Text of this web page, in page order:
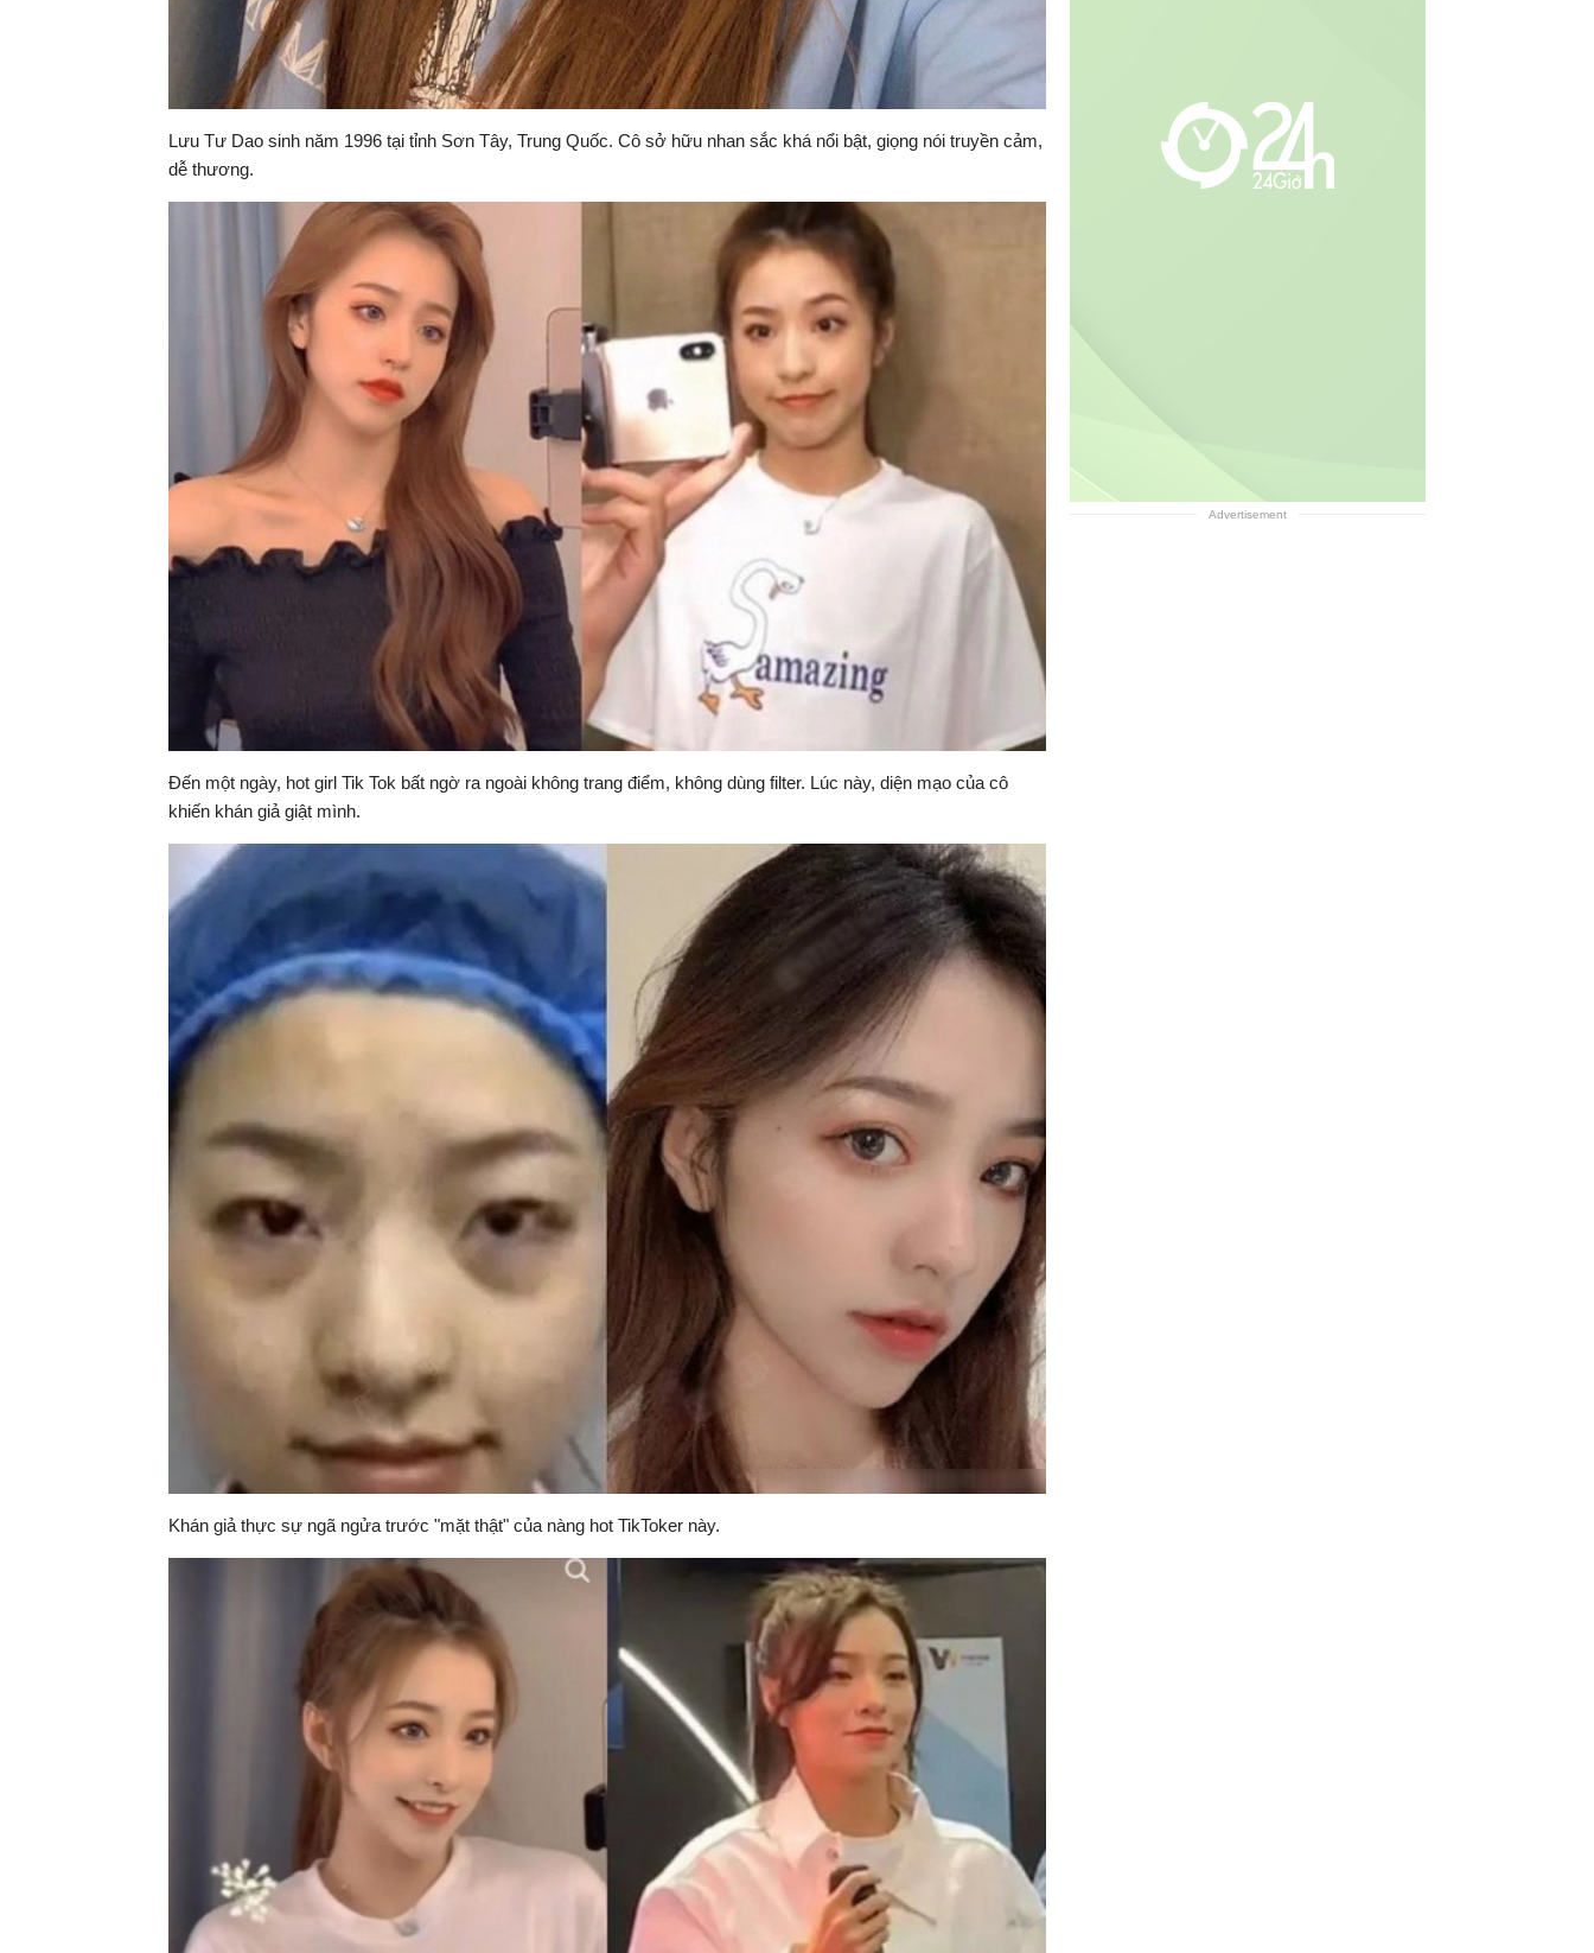
Lưu Tư Dao sinh năm 1996 tại tỉnh Sơn Tây, Trung Quốc. Cô sở hữu nhan sắc khá nổi bật, giọng nói truyền cảm,
dễ thương.
Đến một ngày, hot girl Tik Tok bất ngờ ra ngoài không trang điểm, không dùng filter. Lúc này, diện mạo của cô
khiến khán giả giật mình.
Khán giả thực sự ngã ngửa trước "mặt thật" của nàng hot TikToker này.
Advertisement